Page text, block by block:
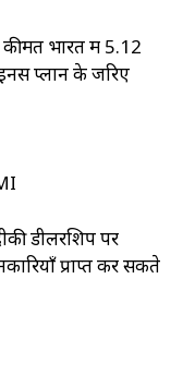
भारत में ₹5.12
प्लान के जरिए
डीलरशिप पर
प्राप्त कर सकते